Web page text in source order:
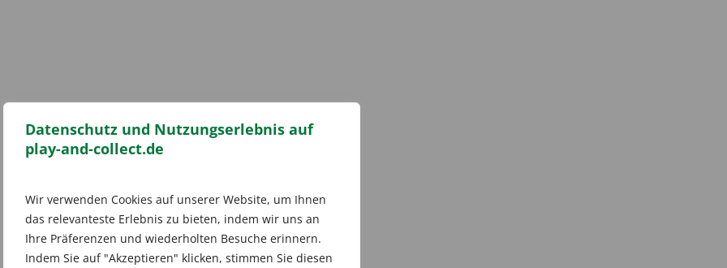
Datenschutz und Nutzungserlebnis auf
play-and-collect.de
Wir verwenden Cookies auf unserer Website, um Ihnen
das relevanteste Erlebnis zu bieten, indem wir uns an
Ihre Präferenzen und wiederholten Besuche erinnern.
Indem Sie auf "Akzeptieren" klicken, stimmen Sie diesen